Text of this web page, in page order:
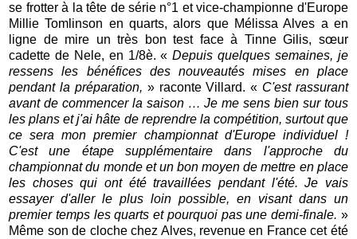
se frotter à la tête de série n°1 et vice-championne d'Europe
Millie Tomlinson en quarts, alors que Mélissa Alves a en
ligne de mire un très bon test face à Tinne Gilis, sœur
cadette de Nele, en 1/8è. «Depuis quelques semaines, je
ressens les bénéfices des nouveautés mises en place
pendant la préparation, » raconte Villard. « C'est rassurant
avant de commencer la saison … Je me sens bien sur tous
les plans et j'ai hâte de reprendre la compétition, surtout que
ce sera mon premier championnat d'Europe individuel !
C'est une étape supplémentaire dans l'approche du
championnat du monde et un bon moyen de mettre en place
les choses qui ont été travaillées pendant l'été. Je vais
essayer d'aller le plus loin possible, en visant dans un
premier temps les quarts et pourquoi pas une demi-finale. »
Même son de cloche chez Alves, revenue en France cet été